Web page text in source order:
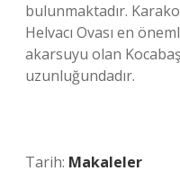
bulunmaktadır.
Helvacı Ovası en
akarsuyu olan
uzunluğundadır.
Tarih: Makaleler